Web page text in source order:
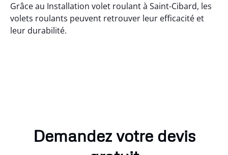
Grâce au Installation volet roulant à Saint-Cibard, les
volets roulants peuvent retrouver leur efficacité et
leur durabilité.
Demandez votre devis